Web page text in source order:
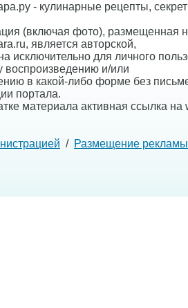
- кулинарные рецепты,
(включая фото), размещенная
является авторской,
исключительно для личного
воспроизведению и/или
в какой-либо форме без
портала.
материала активная ссылка на
/ Размещение рекламы